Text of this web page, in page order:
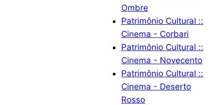
Ombre
Patrimônio Cultural ::
Cinema - Corbari
Patrimônio Cultural ::
Cinema - Novecento
Patrimônio Cultural ::
Cinema - Deserto
Rosso